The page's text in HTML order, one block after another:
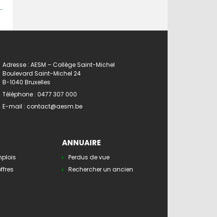
Adresse : AESM – Collège Saint-Michel
Boulevard Saint-Michel 24
B-1040 Bruxelles
Téléphone : 0477 307 000
E-mail : contact@aesm.be
ANNUAIRE
Perdus de vue
Rechercher un ancien